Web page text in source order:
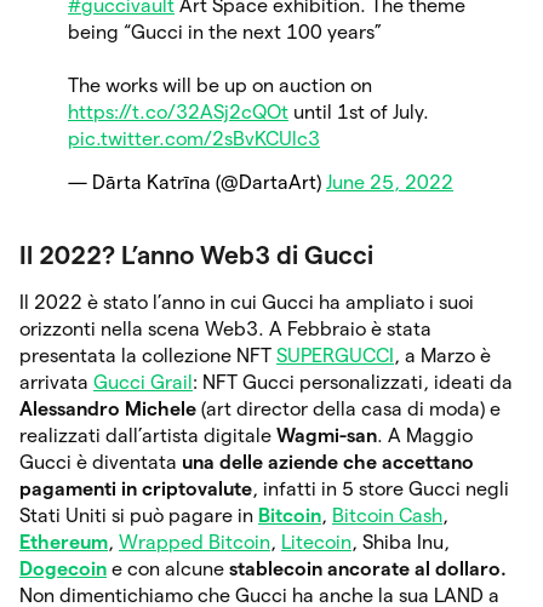
#guccivault Art Space exhibition. The theme
being “Gucci in the next 100 years”
The works will be up on auction on
https://t.co/32ASj2cQOt until 1st of July.
pic.twitter.com/2sBvKCUlc3
— Dārta Katrīna (@DartaArt) June 25, 2022
Il 2022? L’anno Web3 di Gucci
Il 2022 è stato l’anno in cui Gucci ha ampliato i suoi
orizzonti nella scena Web3. A Febbraio è stata
presentata la collezione NFT SUPERGUCCI , a Marzo è
arrivata Gucci Grail : NFT Gucci personalizzati, ideati da
Alessandro Michele (art director della casa di moda) e
realizzati dall’artista digitale Wagmi-san. A Maggio
Gucci è diventata una delle aziende che accettano
pagamenti in criptovalute, infatti in 5 store Gucci negli
Stati Uniti si può pagare in Bitcoin, Bitcoin Cash,
Ethereum, Wrapped Bitcoin, Litecoin, Shiba Inu,
Dogecoin e con alcune stablecoin ancorate al dollaro.
Non dimentichiamo che Gucci ha anche la sua LAND a